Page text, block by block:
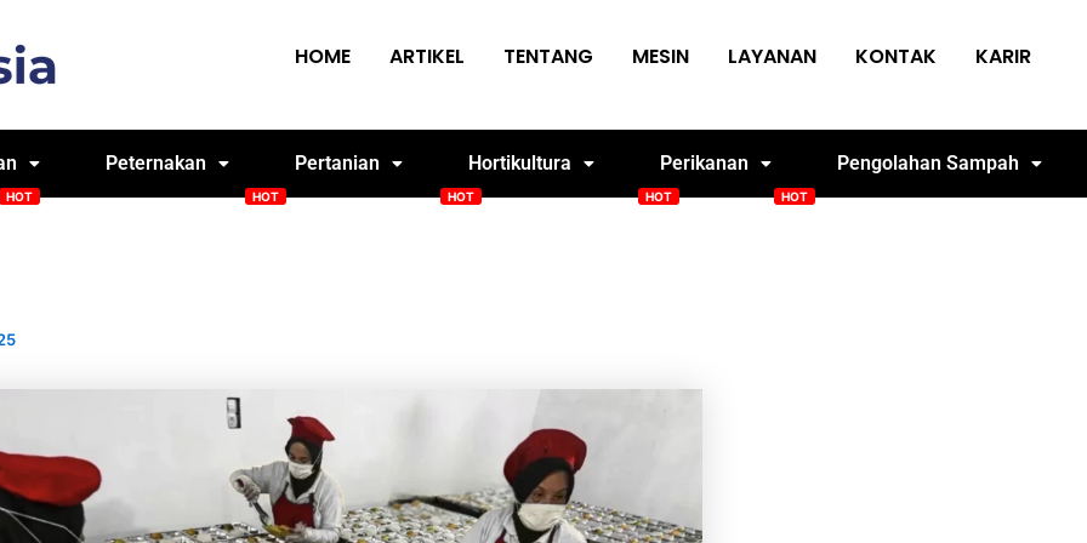
HOME ARTIKEL TENTANG MESIN LAYANAN KONTAK KARIR
Peternakan Pertanian Hortikultura Perikanan Pengolahan Sampah